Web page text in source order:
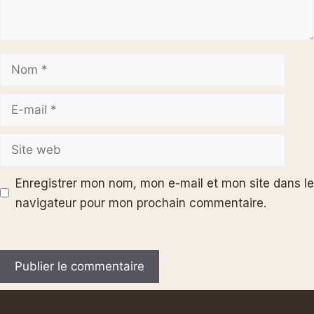
mail
web
Enregistrer mon nom, mon e-mail et mon site dans le
navigateur pour mon prochain commentaire.